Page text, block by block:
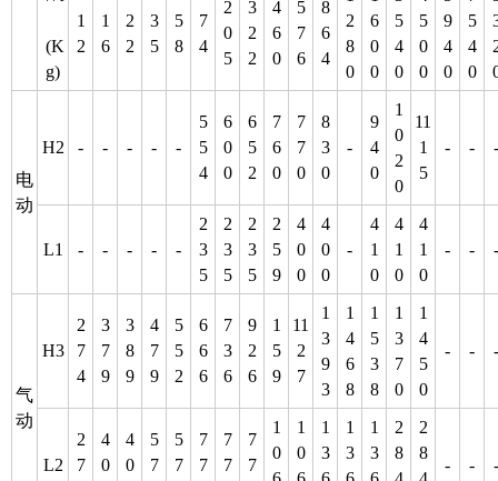
(K
g)
1
2
1
6
2
2
3
5
5
8
7
4
2
0
5
3
2
2
4
6
0
5
7
6
8
6
4
2
8
0
6
0
0
5
4
0
5
0
0
9
4
0
5
4
0
电
动
H2 - - - - -
5
5
4
6
0
0
6
5
2
7
6
0
7
7
0
8
3
0
-
9
4
0
1
0
2
0
11
1
5
- - -
L1 - - - - -
2
3
5
2
3
5
2
3
5
2
5
9
4
0
0
4
0
0
-
4
1
0
4
1
0
4
1
0
- - -
气
动
H3
2
7
4
3
7
9
3
8
9
4
7
9
5
5
2
6
6
6
7
3
6
9
2
6
1
5
9
11
2
7
1
3
9
3
1
4
6
8
1
5
3
8
1
3
7
0
1
4
5
0
- - -
L2
2
7
4
0
4
0
5
7
5
7
7
7
7
7
7
7
1
0
1
0
1
3
1
3
1
3
2
8
2
8
- - -